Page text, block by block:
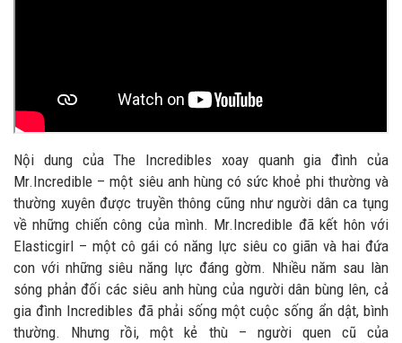
Nội dung của The Incredibles xoay quanh gia đình của
Mr.Incredible – một siêu anh hùng có sức khoẻ phi thường và
thường xuyên được truyền thông cũng như người dân ca tụng
về những chiến công của mình. Mr.Incredible đã kết hôn với
Elasticgirl – một cô gái có năng lực siêu co giãn và hai đứa
con với những siêu năng lực đáng gờm. Nhiều năm sau làn
sóng phản đối các siêu anh hùng của người dân bùng lên, cả
gia đình Incredibles đã phải sống một cuộc sống ẩn dật, bình
thường. Nhưng rồi, một kẻ thù – người quen cũ của